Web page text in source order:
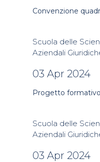
Convenzione
Scuola delle
Aziendali
03 Apr 2024
Progetto formativo
Scuola delle
Aziendali
03 Apr 2024